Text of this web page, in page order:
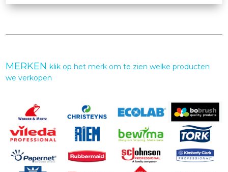
MERKENklik op het merk om te zien welke producten
we verkopen